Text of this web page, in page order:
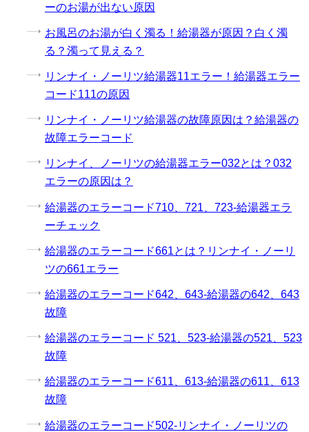
ーのお湯が出ない原因
お風呂のお湯が白く濁る！給湯器が原因？白く濁
る？濁って見える？
リンナイ・ノーリツ給湯器11エラー！給湯器エラー
コード111の原因
リンナイ・ノーリツ給湯器の故障原因は？給湯器の
故障エラーコード
リンナイ、ノーリツの給湯器エラー032とは？032
エラーの原因は？
給湯器のエラーコード710、721、723-給湯器エラ
ーチェック
給湯器のエラーコード661とは？リンナイ・ノーリ
ツの661エラー
給湯器のエラーコード642、643-給湯器の642、643
故障
給湯器のエラーコード 521、523-給湯器の521、523
故障
給湯器のエラーコード611、613-給湯器の611、613
故障
給湯器のエラーコード502-リンナイ・ノーリツの